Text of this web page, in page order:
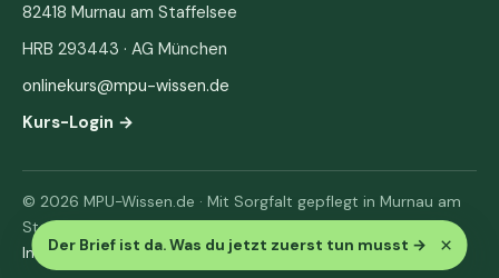
Der Brief ist da. Was du jetzt zuerst tun musst → ×
82418 Murnau am Staffelsee
HRB 293443 · AG München
onlinekurs@mpu-wissen.de
Kurs-Login →
© 2026 MPU-Wissen.de · Mit Sorgfalt gepflegt in Murnau am
Staffelsee
Impressum· Datenschutz & AGB